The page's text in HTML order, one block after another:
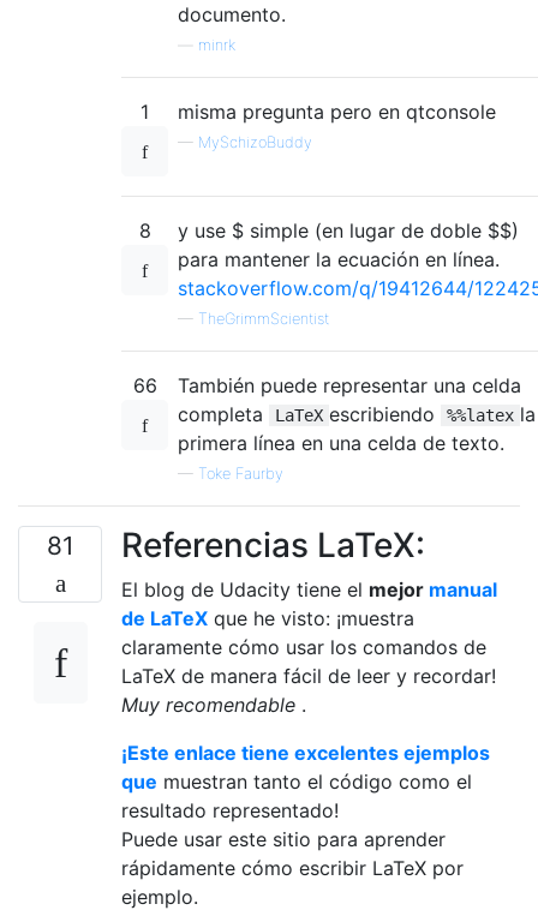
documento.
minrk
1 misma pregunta pero en qtconsole
— MySchizoBuddy
8
y use $ simple (en lugar de doble $$)
para mantener la ecuación en línea.
stackoverflow.com/q/19412644/
— TheGrimmScientist
66
También puede representar una celda
completa
LaTeX escribiendo %%latex la
primera línea en una celda de texto.
— Toke Faurby
81 Referencias LaTeX:
El blog de Udacity tiene el mejor manual
de LaTeX que he visto: ¡muestra
claramente cómo usar los comandos de
LaTeX de manera fácil de leer y recordar!
Muy recomendable .
¡Este enlace tiene excelentes ejemplos
que muestran tanto el código como el
resultado representado!
Puede usar este sitio para aprender
rápidamente cómo escribir LaTeX por
ejemplo.